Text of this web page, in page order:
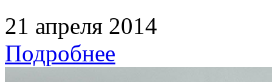
21 апреля 2014
Подробнее